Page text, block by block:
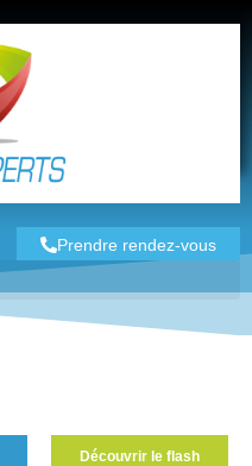
Prendre rendez-vous
Découvrir le flash